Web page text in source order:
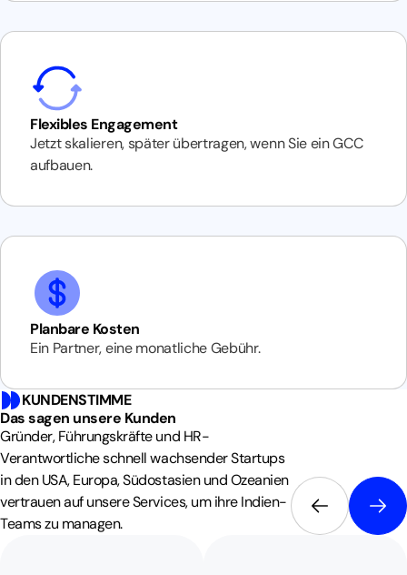
Flexibles Engagement
Jetzt skalieren, später übertragen, wenn Sie ein GCC
aufbauen.
Planbare Kosten
Ein Partner, eine monatliche Gebühr.
KUNDENSTIMME
Das sagen unsere Kunden
Gründer, Führungskräfte und HR-
Verantwortliche schnell wachsender Startups
in den USA, Europa, Südostasien und Ozeanien
vertrauen auf unsere Services, um ihre Indien-
Teams zu managen.